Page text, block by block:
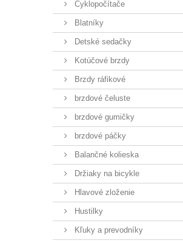
Cyklopočítače
Blatníky
Detské sedačky
Kotúčové brzdy
Brzdy ráfikové
brzdové čeluste
brzdové gumičky
brzdové páčky
Balančné kolieska
Držiaky na bicykle
Hlavové zloženie
Hustilky
Kľuky a prevodníky